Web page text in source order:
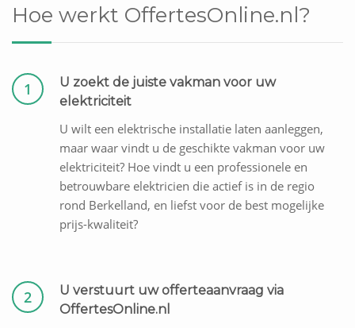
Hoe werkt OffertesOnline.nl?
1
U zoekt de juiste vakman voor uw
elektriciteit
U wilt een elektrische installatie laten aanleggen,
maar waar vindt u de geschikte vakman voor uw
elektriciteit? Hoe vindt u een professionele en
betrouwbare elektricien die actief is in de regio
rond Berkelland, en liefst voor de best mogelijke
prijs-kwaliteit?
2
U verstuurt uw offerteaanvraag via
OffertesOnline.nl